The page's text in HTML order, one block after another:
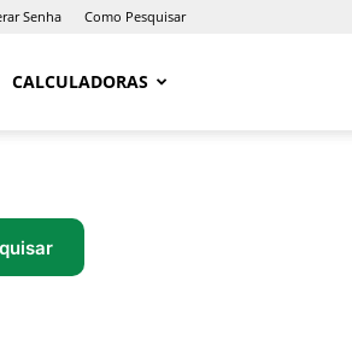
Senha Como Pesquisar
CALCULADORAS